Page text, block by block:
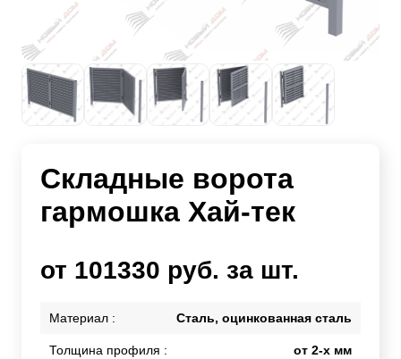
Складные ворота
гармошка Хай-тек
от 101330 руб. за шт.
Материал : Сталь, оцинкованная сталь
Толщина профиля : от 2-х мм